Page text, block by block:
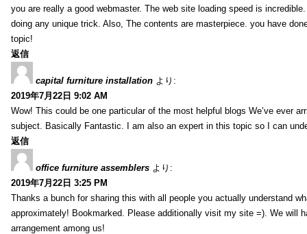
you are really a good webmaster. The web site loading speed is
doing any unique trick. Also, The contents are masterpiece. you have
topic!
返信
capital furniture installation より:
2019年7月22日 9:02 AM
Wow! This could be one particular of the most helpful blogs We’ve ever
subject. Basically Fantastic. I am also an expert in this topic so I can
返信
office furniture assemblers より:
2019年7月22日 3:25 PM
Thanks a bunch for sharing this with all people you actually understand
approximately! Bookmarked. Please additionally visit my site =). We will
arrangement among us!